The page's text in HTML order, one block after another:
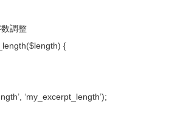
調整
{
‘my_excerpt_length’);